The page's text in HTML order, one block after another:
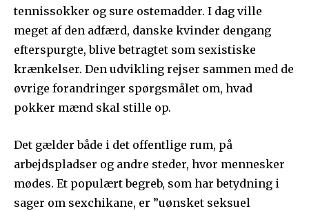
tennissokker og sure ostemadder. I dag ville
meget af den adfærd, danske kvinder dengang
efterspurgte, blive betragtet som sexistiske
krænkelser. Den udvikling rejser sammen med de
øvrige forandringer spørgsmålet om, hvad
pokker mænd skal stille op.
Det gælder både i det offentlige rum, på
arbejdspladser og andre steder, hvor mennesker
mødes. Et populært begreb, som har betydning i
sager om sexchikane, er ”uønsket seksuel